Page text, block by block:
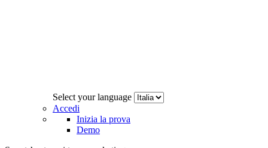
Select your language
Accedi
Inizia la prova
Demo